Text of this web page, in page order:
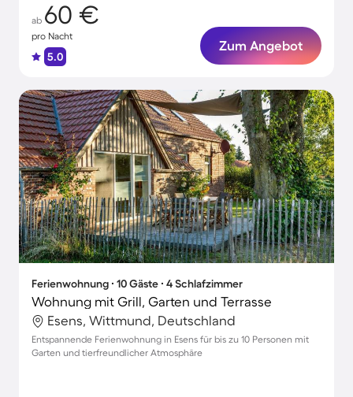
ab 60 €
pro Nacht
5.0
Zum Angebot
Ferienwohnung ∙ 10 Gäste ∙ 4 Schlafzimmer
Wohnung mit Grill, Garten und Terrasse
Esens, Wittmund, Deutschland
Entspannende Ferienwohnung in Esens für bis zu 10 Personen mit
Garten und tierfreundlicher Atmosphäre